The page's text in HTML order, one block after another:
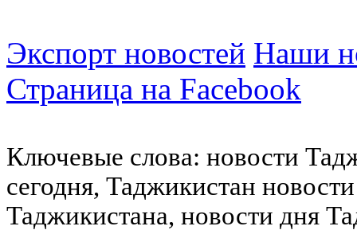
Экспорт новостей Наши
Страница на Facebook
Ключевые слова: новости
сегодня, Таджикистан
Таджикистана, новости дня